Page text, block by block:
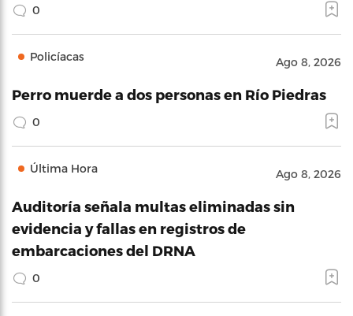
0
Policíacas Ago 8, 2026
Perro muerde a dos personas en Río Piedras
0
Última Hora Ago 8, 2026
Auditoría señala multas eliminadas sin
evidencia y fallas en registros de
embarcaciones del DRNA
0